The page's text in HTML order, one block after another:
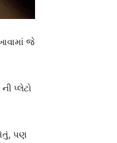
જે
પ્લેટો
પણ